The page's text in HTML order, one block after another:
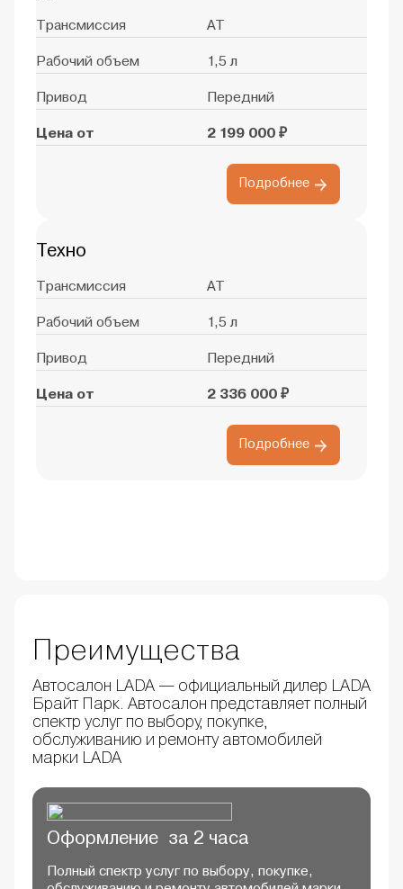
Трансмиссия AT
Рабочий объем 1,5 л
Привод Передний
Цена от 2 199 000 ₽
Подробнее
Техно
Трансмиссия AT
Рабочий объем 1,5 л
Привод Передний
Цена от 2 336 000 ₽
Подробнее
Преимущества
Автосалон LADA — официальный дилер LADA
Брайт Парк. Автосалон представляет полный
спектр услуг по выбору, покупке,
обслуживанию и ремонту автомобилей
марки LADA
Оформление за 2 часа
Полный спектр услуг по выбору, покупке,